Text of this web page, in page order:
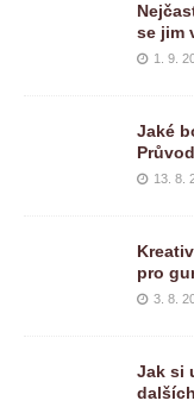
se jim
1. 9.
Jaké
13. 8.
pro
3. 8.
Jak si